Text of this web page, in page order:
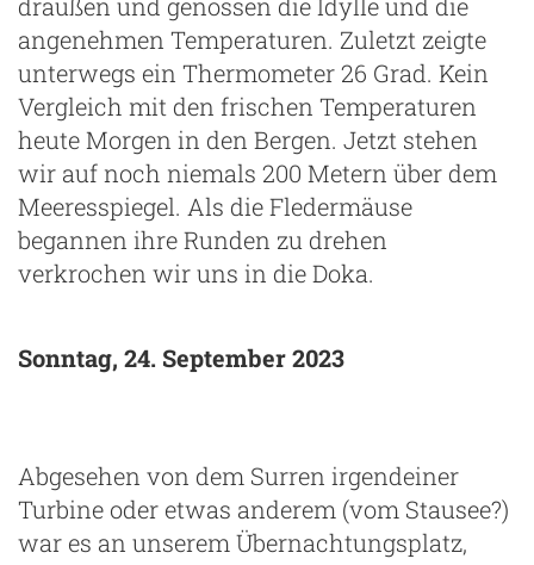
angenehmen Temperaturen. Zuletzt zeigte
unterwegs ein Thermometer 26 Grad. Kein
Vergleich mit den frischen Temperaturen
heute Morgen in den Bergen. Jetzt stehen
wir auf noch niemals 200 Metern über dem
Meeresspiegel. Als die Fledermäuse
begannen ihre Runden zu drehen
verkrochen wir uns in die Doka.
Sonntag, 24. September 2023
Abgesehen von dem Surren irgendeiner
Turbine oder etwas anderem (vom Stausee?)
war es an unserem Übernachtungsplatz,